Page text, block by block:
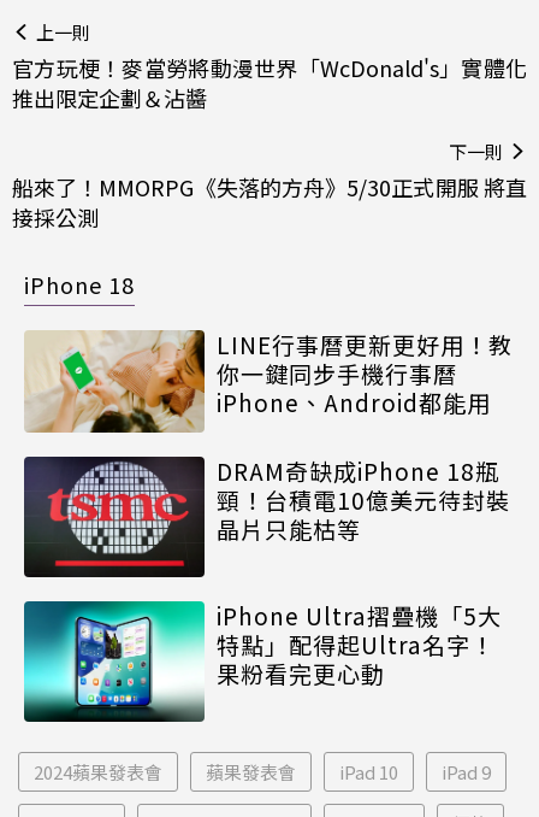
上一則
官方玩梗！麥當勞將動漫世界「WcDonald's」實體化
推出限定企劃＆沾醬
下一則
船來了！MMORPG《失落的方舟》5/30正式開服 將直
接採公測
iPhone 18
LINE行事曆更新更好用！教
你一鍵同步手機行事曆
iPhone、Android都能用
DRAM奇缺成iPhone 18瓶
頸！台積電10億美元待封裝
晶片只能枯等
iPhone Ultra摺疊機「5大
特點」配得起Ultra名字！
果粉看完更心動
2024蘋果發表會 蘋果發表會 iPad 10 iPad 9